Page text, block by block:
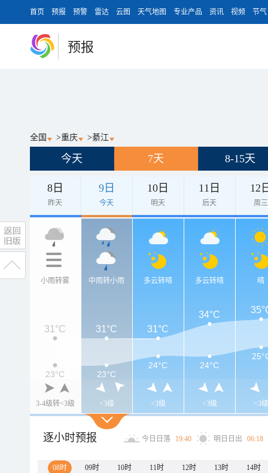
首页 预报 预警 雷达 云图 天气地图 专业产品 资讯 视频 节气
预报
全国 >重庆 >綦江
今天 7天 8-15天
8日
昨天
9日
今天
10日
明天
11日
后天
12
周三
小雨转雾
3-4级转<3级
中雨转小雨
<3级
多云转晴
<3级
多云转晴
<3级
晴
<3级
31°C 31°C 31°C
34°C
23°C 23°C
24°C 24°C
逐小时预报 今日日落 19:40 明日日出 06:18
08时 09时 10时 11时 12时 13时 14时